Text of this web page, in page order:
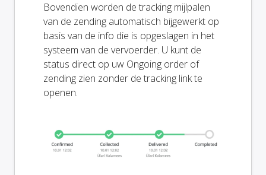
Bovendien worden de tracking mijlpalen
van de zending automatisch bijgewerkt op
basis van de info die is opgeslagen in het
systeem van de vervoerder. U kunt de
status direct op uw Ongoing order of
zending zien zonder de tracking link te
openen.